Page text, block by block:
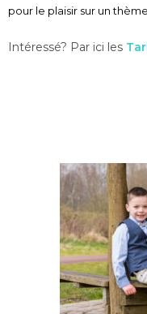
pour le plaisir sur un
Intéressé? Par ici les